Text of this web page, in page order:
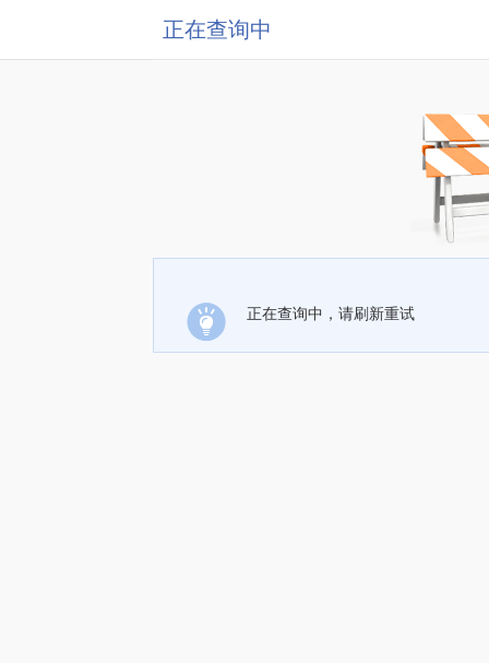
正在查询中
正在查询中，请刷新重试